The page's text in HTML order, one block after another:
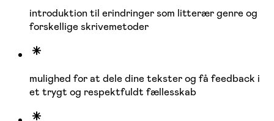
introduktion til erindringer som litterær genre og
forskellige skrivemetoder
mulighed for at dele dine tekster og få feedback i
et trygt og respektfuldt fællesskab